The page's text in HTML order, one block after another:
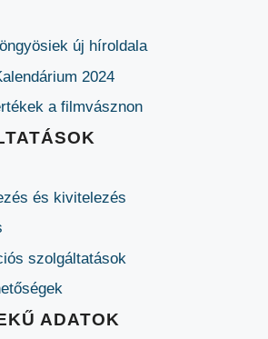
új híroldala
2024
a filmvásznon
és kivitelezés
szolgáltatások
ADATOK